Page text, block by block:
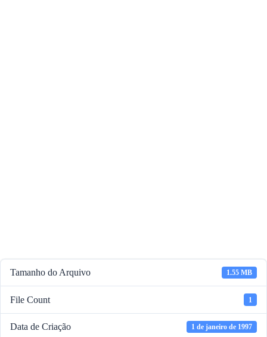
Tamanho do Arquivo 1.55 MB
File Count 1
Data de Criação 1 de janeiro de 1997